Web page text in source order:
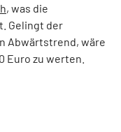
, was die
Gelingt der
Abwärtstrend, wäre
Euro zu werten.